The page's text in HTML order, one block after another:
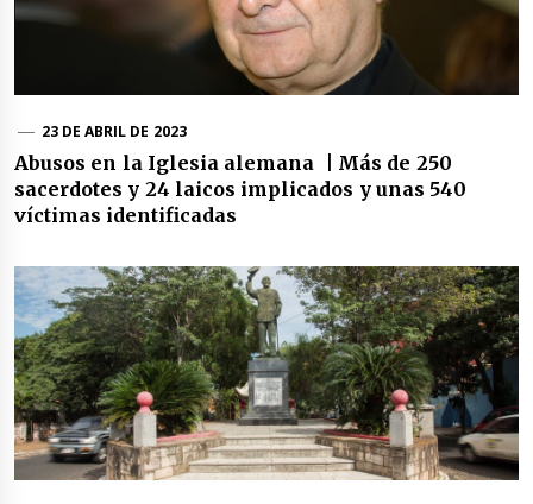
23 DE ABRIL DE 2023
Abusos en la Iglesia alemana | Más de 250
sacerdotes y 24 laicos implicados y unas 540
víctimas identificadas